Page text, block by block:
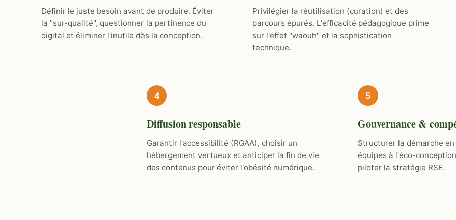
Définir le juste besoin avant de produire. Éviter
la "sur-qualité", questionner la pertinence du
digital et éliminer l'inutile dès la conception.
Privilégier la réutilisation (curation) et des
parcours épurés. L'efficacité pédagogique prime
sur l'effet "waouh" et la sophistication
technique.
4
Diffusion responsable
Garantir l'accessibilité (RGAA), choisir un
hébergement vertueux et anticiper la fin de vie
des contenus pour éviter l'obésité numérique.
5
Gouvernance &
Structurer la démarche
équipes à l'éco-
piloter la stratégie RSE.